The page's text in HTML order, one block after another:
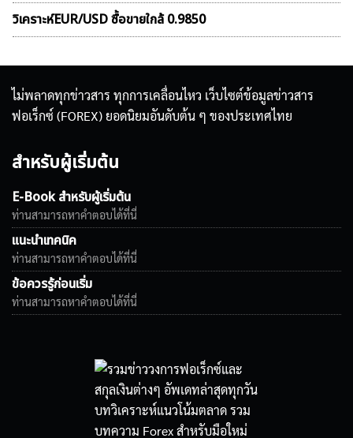
วิเคราะห์EUR/USD ซื้อขายใกล้ 0.9850
ไม่พลาดทุกข่าวสาร ทุกการเคลื่อนไหว เว็บไซต์ข้อมูลข่าวสาร
ฟอเร็กซ์ (FOREX) ยอดนิยมอันดับต้น ๆ ของประเทศไทย
สำหรับผู้เริ่มต้น
E-Book สำหรับผู้เริ่มต้น
ท่านสามารถหาคำตอบได้ที่นี่
แนะนำเทคนิค
ท่านสามารถหาคำตอบได้ที่นี่
ข้อควรรู้ก่อนเริ่ม
ท่านสามารถหาคำตอบได้ที่นี่